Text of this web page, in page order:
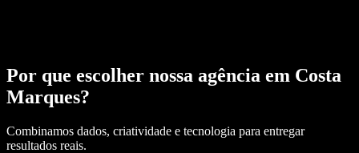
Por que escolher nossa agência em Costa
Marques?
Combinamos dados, criatividade e tecnologia para entregar
resultados reais.